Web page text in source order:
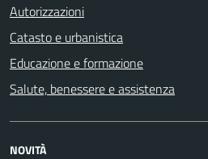
Autorizzazioni
Catasto e urbanistica
Educazione e formazione
Salute, benessere e assistenza
NOVITÀ